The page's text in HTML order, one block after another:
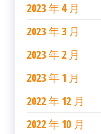
2023 年 4 月
2023 年 3 月
2023 年 2 月
2023 年 1 月
2022 年 12 月
2022 年 10 月